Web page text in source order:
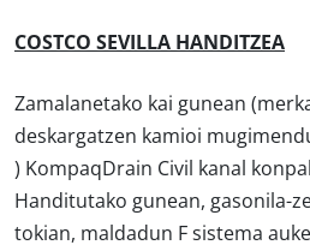
COSTCO SEVILLA HANDITZEA
Zamalanetako kai gunean
deskargatzen kamioi
) KompaqDrain Civil kanal
Handitutako gunean, gasonila-
tokian, maldadun F sistema